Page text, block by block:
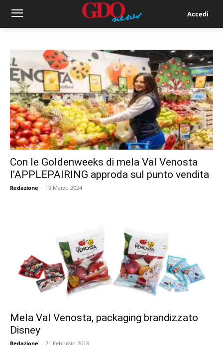
Accedi
Con le Goldenweeks di mela Val Venosta
l’APPLEPAIRING approda sul punto vendita
Redazione - 19 Marzo 2024
Mela Val Venosta, packaging brandizzato
Disney
Redazione - 21 Febbraio 2018